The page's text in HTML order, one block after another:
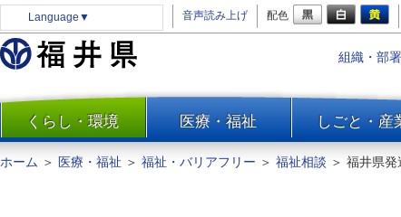
Language ▼ 音声読み上げ 配色
組織・部
一覧
くらし・環境 医療・福祉 しごと・産
防災
ホーム ＞ 医療・福祉 ＞ 福祉・バリアフリー ＞ 福祉相談 ＞ 福井県発